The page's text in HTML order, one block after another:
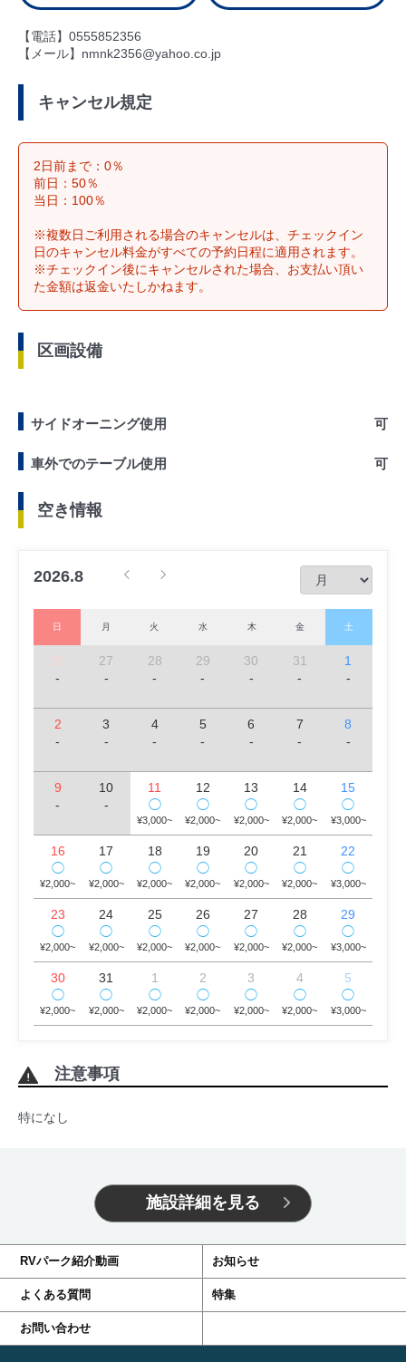
【電話】0555852356
【メール】nmnk2356@yahoo.co.jp
キャンセル規定
2日前まで：0％
前日：50％
当日：100％
※複数日ご利用される場合のキャンセルは、チェックイン
日のキャンセル料金がすべての予約日程に適用されます。
※チェックイン後にキャンセルされた場合、お支払い頂い
た金額は返金いたしかねます。
区画設備
サイドオーニング使用 可
車外でのテーブル使用 可
空き情報
2026.8
日 月 火 水 木 金 土
26
-
27
-
28
-
29
-
30
-
31
-
1
-
2
-
3
-
4
-
5
-
6
-
7
-
8
-
9
-
10
-
11
◯
¥3,000~
12
◯
¥2,000~
13
◯
¥2,000~
14
◯
¥2,000~
15
◯
¥3,000~
16
◯
¥2,000~
17
◯
¥2,000~
18
◯
¥2,000~
19
◯
¥2,000~
20
◯
¥2,000~
21
◯
¥2,000~
22
◯
¥3,000~
23
◯
¥2,000~
24
◯
¥2,000~
25
◯
¥2,000~
26
◯
¥2,000~
27
◯
¥2,000~
28
◯
¥2,000~
29
◯
¥3,000~
30
◯
¥2,000~
31
◯
¥2,000~
1
◯
¥2,000~
2
◯
¥2,000~
3
◯
¥2,000~
4
◯
¥2,000~
5
◯
¥3,000~
注意事項
特になし
施設詳細を見る
RVパーク紹介動画 お知らせ
よくある質問 特集
お問い合わせ